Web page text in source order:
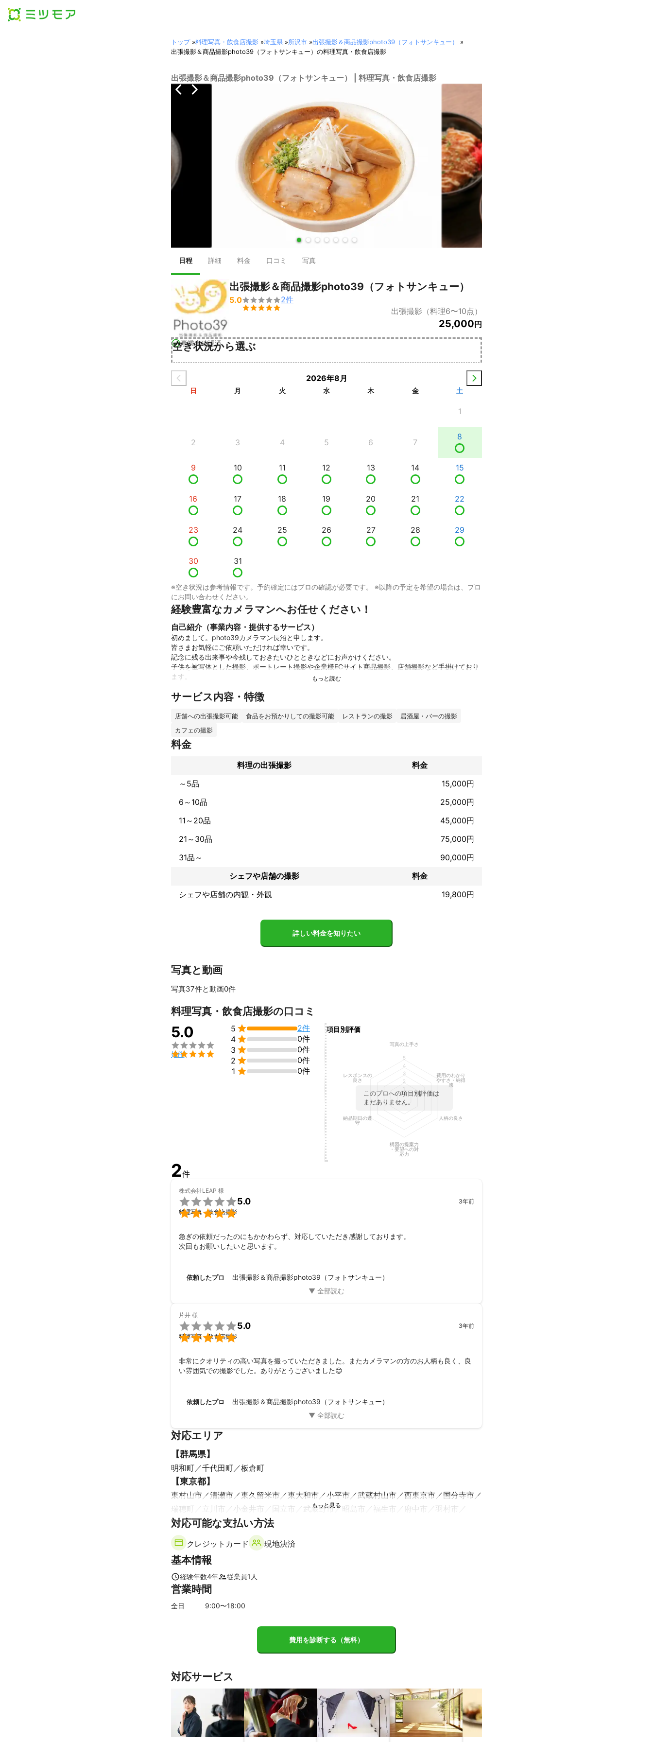
トップ»料理写真・飲食店撮影 »埼玉県 »所沢市 »出張撮影＆商品撮影photo39（フォトサンキュー）
»
出張撮影＆商品撮影photo39（フォトサンキュー）の料理写真・飲食店撮影
出張撮影＆商品撮影photo39（フォトサンキュー） | 料理写真・飲食店撮影
● ● ● ● ● ● ●
日程 詳細 料金 口コミ 写真
事業者確認済
出張撮影＆商品撮影photo39（フォトサンキュー）
5.0

2件
出張撮影（料理6〜10点）
25,000 円
空き状況から選ぶ
2026年8月
日 月 火 水 木 金 土
1
2 3 4 5 6 7
8
9 10 11 12 13 14 15
16 17 18 19 20 21 22
23 24 25 26 27 28 29
30 31
※空き状況は参考情報です。予約確定にはプロの確認が必要です。 ※以降の予定を希望の場合は、プロ
にお問い合わせください。
経験豊富なカメラマンへお任せください！
自己紹介（事業内容・提供するサービス）
初めまして。photo39カメラマン長沼と申します。
皆さまお気軽にご依頼いただければ幸いです。
記念に残る出来事や今残しておきたいひとときなどにお声かけください。
子供を被写体とした撮影、ポートレート撮影や企業様ECサイト商品撮影、店舗撮影など手掛けており
ます。
メニュー撮影、料理写真、七五三、お宮参り、ニューボーンフォト、プロフィール写真、お見合い写
下記へ出張撮影サービスのオススメポイント記入させていただきます。
◎当店のオススメポイント（写真館との比較）
変わるところもあります。
・全カット納品→写真館ではカット数にて金額が決まるところが多いようです。当店は全カット納品
す）
・料金体系がシンプル→時間制ですのでお好みに応じて選択ください。
七五三撮影お任せ下さい。取りたいポーズなどございましたら、お申し付け下さい。
日々の成長を記録しておくと、後々大きくなった時にお子様が見られたときに嬉しいと思います。出
張地域は埼玉県、東京都エリアを主にお伺い致します。
その他、ご質問やご要望などございましたらお気軽にご相談いただけますと幸いです。
個人向けの七五三、お宮参り、プロフィール写真
高速道路サービスエリアでの食事メニュー撮影
アパレルブランドの洋服商品撮影
フレグランス商品撮影
靴、鞄などの雑貨商品撮影
ホームページ掲載用各種商品撮影
歯科医院撮影
アピールポイント
こんな感じで撮りたい！などご要望ございましたら、お気軽にご相談下さい。
人物撮影から商品撮影、料理撮影まで手掛けておりますので様々な環境での撮影お任せ下さい！
サービスエリアのメニューから、店舗でのメニュー撮影までお任せ下さい！
サービス内容・特徴
店舗への出張撮影可能 食品をお預かりしての撮影可能 レストランの撮影
居酒屋・バーの撮影
カフェの撮影
料金
料理の出張撮影
料金
～5品
15,000円
6～10品
25,000円
11～20品
45,000円
21～30品
75,000円
31品～
90,000円
シェフや店舗の撮影
料金
シェフや店舗の内観・外観
19,800円
詳しい料金を知りたい
写真と動画
写真37件と動画0件
料理写真・飲食店撮影の口コミ
5.0


(2件)
5 
2件
4 
0件
3 
0件
2 
0件
1  0件
項目別評価
このプロへの項目別評価は
まだありません。
写真の上手さ
費用のわかり
やすさ・納得
感
人柄の良さ
構図の提案力
・要望への対
応力
納品期日の遵
守
レスポンスの
良さ
1
2
3
4
5
2件
株式会社LEAP 様


5.0
料理写真・飲食店撮影
3年前
急ぎの依頼だったのにもかかわらず、対応していただき感謝しております。
次回もお願いしたいと思います。
依頼したプロ 出張撮影＆商品撮影photo39（フォトサンキュー）
片井 様


5.0
料理写真・飲食店撮影
3年前
非常にクオリティの高い写真を撮っていただきました。またカメラマンの方のお人柄も良く、良
い雰囲気での撮影でした。ありがとうございました😊
依頼したプロ 出張撮影＆商品撮影photo39（フォトサンキュー）
対応エリア
【群馬県】
明和町 千代田町 板倉町
【東京都】
東村山市 清瀬市 東久留米市 東大和市 小平市 武蔵村山市 西東京市
国分寺市
瑞穂町
立川市 小金井市 国立市 武蔵野市 昭島市 福生市 府中市
羽村市
練馬区
三鷹市 日野市 調布市
青梅市
あきる野市
文京区
目黒区 町田市 千代田区
墨田区
檜原村
【千葉県】
流山市 野田市
【山梨県】
ふじみ野市 入間市
さいたま市
上尾市
嵐山町
八潮市 宮代町 春日部市 小川町 久喜市 横瀬町 松伏町
杉戸町
三郷市
東秩父村 吉川市 行田市 幸手市 加須市 熊谷市 羽生市
寄居町
深谷市
皆野町 長瀞町 美里町
対応可能な支払い方法
クレジットカード 現地決済
基本情報
経験年数4年 従業員1 人
営業時間
全日 9:00〜18:00
費用を診断する（無料）
対応サービス